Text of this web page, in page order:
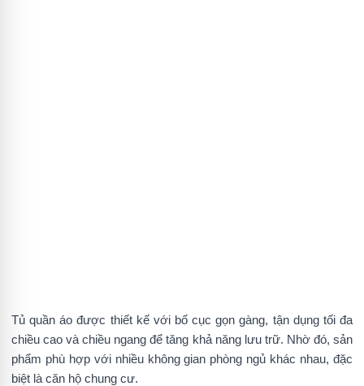
Tủ quần áo được thiết kế với bố cục gọn gàng, tận dụng tối đa
chiều cao và chiều ngang để tăng khả năng lưu trữ. Nhờ đó, sản
phẩm phù hợp với nhiều không gian phòng ngủ khác nhau, đặc
biệt là căn hộ chung cư.